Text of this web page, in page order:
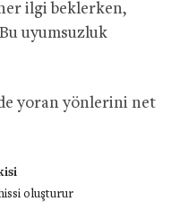
ilgi beklerken,
uyumsuzluk
yoran yönlerini net
oluşturur